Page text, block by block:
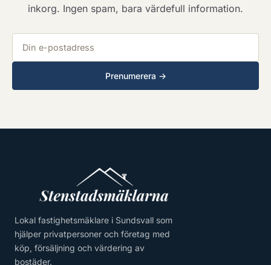
inkorg. Ingen spam, bara värdefull information.
Prenumerera →
Lokal fastighetsmäklare i Sundsvall som
hjälper privatpersoner och företag med
köp, försäljning och värdering av
bostäder.